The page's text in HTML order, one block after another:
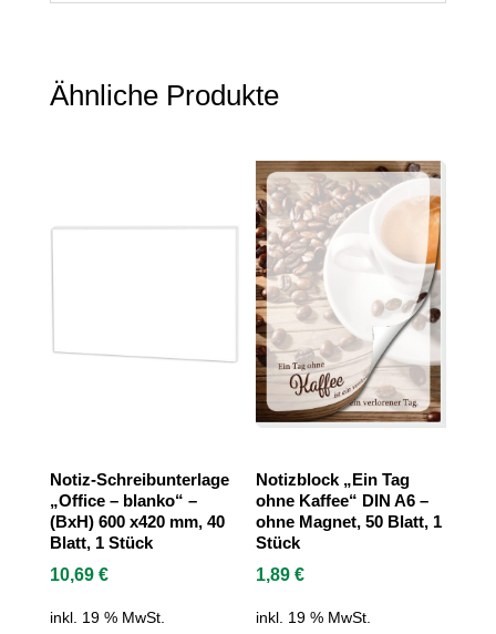
Ähnliche Produkte
Notiz-Schreibunterlage
„Office – blanko“ –
(BxH) 600 x420 mm, 40
Blatt, 1 Stück
10,69 €
inkl. 19 % MwSt.
Notizblock „Ein Tag
ohne Kaffee“ DIN A6 –
ohne Magnet, 50 Blatt, 1
Stück
1,89€
inkl. 19 % MwSt.